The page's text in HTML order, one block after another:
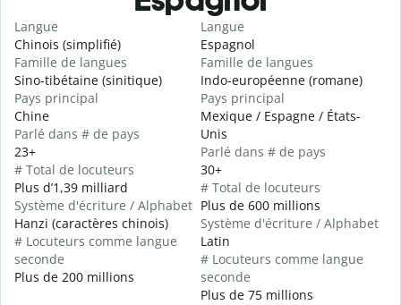
Langue
Chinois (simplifié)
Famille de langues
Sino-tibétaine (sinitique)
Pays principal
Chine
Parlé dans # de pays
23+
# Total de locuteurs
Plus d’1,39 milliard
Système d'écriture / Alphabet
Hanzi (caractères chinois)
# Locuteurs comme langue
seconde
Plus de 200 millions
Langue
Espagnol
Famille de langues
Indo-européenne (romane)
Pays principal
Mexique / Espagne / États-
Unis
Parlé dans # de pays
30+
# Total de locuteurs
Plus de 600 millions
Système d'écriture / Alphabet
Latin
# Locuteurs comme langue
seconde
Plus de 75 millions